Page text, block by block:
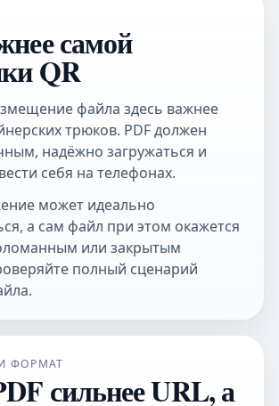
самой
QR
файла здесь важнее
трюков. PDF должен
надёжно загружаться и
себя на телефонах.
может идеально
а сам файл при этом окажется
или закрытым
полный сценарий
ФОРМАТ
сильнее URL, а